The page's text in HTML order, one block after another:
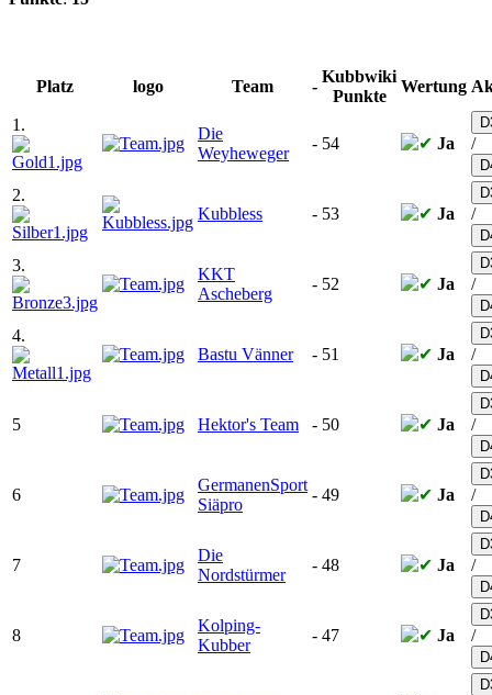
Platz logo Team -
Kubbwiki
Punkte
Wertung
1.
Die
Weyheweger
- 54 Ja /
2.
Kubbless
- 53 Ja /
3.
KKT
Ascheberg
- 52 Ja /
4.
Bastu Vänner
- 51 Ja /
5 Hektor's Team - 50 Ja /
6
GermanenSport
Siäpro
- 49 Ja /
7
Die
Nordstürmer
- 48 Ja /
8
Kolping-
Kubber
- 47 Ja /